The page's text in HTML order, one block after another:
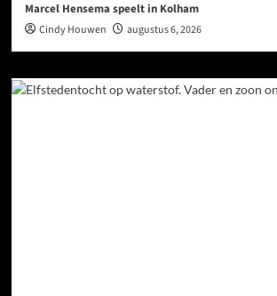
Marcel Hensema speelt in Kolham
Cindy Houwen augustus 6, 2026